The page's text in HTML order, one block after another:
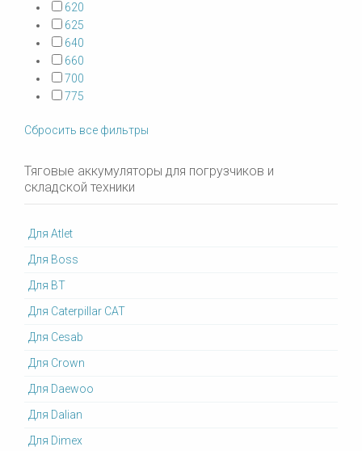
620
625
640
660
700
775
Сбросить все фильтры
Тяговые аккумуляторы для погрузчиков и
складской техники
Для Atlet
Для Boss
Для BT
Для Caterpillar CAT
Для Cesab
Для Crown
Для Daewoo
Для Dalian
Для Dimex